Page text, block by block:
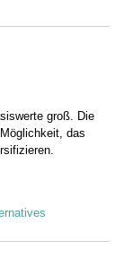
groß. Die
das